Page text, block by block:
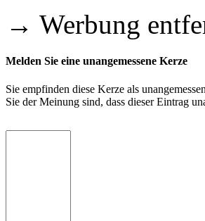
→ Werbung
Melden Sie eine unangemessene Kerze
Sie empfinden diese Kerze als
Sie der Meinung sind, dass dieser Eintrag